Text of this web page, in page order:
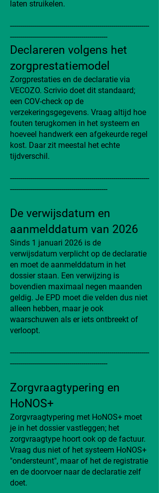
laten struikelen.
----------------------------------------------------------------------
-------------------------------------------------
Declareren volgens het
zorgprestatiemodel
Zorgprestaties en de declaratie via
VECOZO. Scrivio doet dit standaard;
een COV-check op de
verzekeringsgegevens. Vraag altijd hoe
fouten terugkomen in het systeem en
hoeveel handwerk een afgekeurde regel
kost. Daar zit meestal het echte
tijdverschil.
----------------------------------------------------------------------
-------------------------------------------------
De verwijsdatum en
aanmelddatum van 2026
Sinds 1 januari 2026 is de
verwijsdatum verplicht op de declaratie
en moet de aanmelddatum in het
dossier staan. Een verwijzing is
bovendien maximaal negen maanden
geldig. Je EPD moet die velden dus niet
alleen hebben, maar je ook
waarschuwen als er iets ontbreekt of
verloopt.
----------------------------------------------------------------------
-------------------------------------------------
Zorgvraagtypering en
HoNOS+
Zorgvraagtypering met HoNOS+ moet
je in het dossier vastleggen; het
zorgvraagtype hoort ook op de factuur.
Vraag dus niet of het systeem HoNOS+
"ondersteunt", maar of het de registratie
en de doorvoer naar de declaratie zelf
doet.